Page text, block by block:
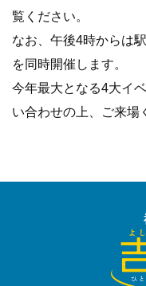
覧ください。
なお、午後4時からは
を同時開催します。
今年最大となる4大イ
い合わせの上、ご来場